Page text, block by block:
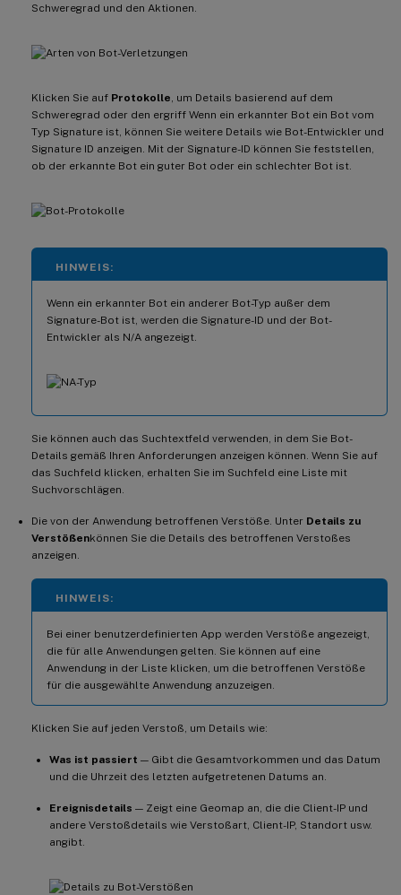
Schweregrad und den Aktionen.
Klicken Sie auf Protokolle , um Details basierend auf dem
Schweregrad oder den ergriff Wenn ein erkannter Bot ein Bot vom
Typ Signature ist, können Sie weitere Details wie Bot-Entwickler und
Signature ID anzeigen. Mit der Signature-ID können Sie feststellen,
ob der erkannte Bot ein guter Bot oder ein schlechter Bot ist.
HINWEIS:
Wenn ein erkannter Bot ein anderer Bot-Typ außer dem
Signature-Bot ist, werden die Signature-ID und der Bot-
Entwickler als N/A angezeigt.
Sie können auch das Suchtextfeld verwenden, in dem Sie Bot-
Details gemäß Ihren Anforderungen anzeigen können. Wenn Sie auf
das Suchfeld klicken, erhalten Sie im Suchfeld eine Liste mit
Suchvorschlägen.
Die von der Anwendung betroffenen Verstöße. Unter Details zu
Verstößenkönnen Sie die Details des betroffenen Verstoßes
anzeigen.
HINWEIS:
Bei einer benutzerdefinierten App werden Verstöße angezeigt,
die für alle Anwendungen gelten. Sie können auf eine
Anwendung in der Liste klicken, um die betroffenen Verstöße
für die ausgewählte Anwendung anzuzeigen.
Klicken Sie auf jeden Verstoß, um Details wie:
Was ist passiert — Gibt die Gesamtvorkommen und das Datum
und die Uhrzeit des letzten aufgetretenen Datums an.
Ereignisdetails — Zeigt eine Geomap an, die die Client-IP und
andere Verstoßdetails wie Verstoßart, Client-IP, Standort usw.
angibt.